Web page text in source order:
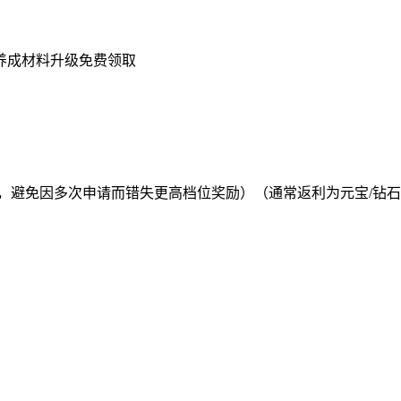
成材料升级免费领取
免因多次申请而错失更高档位奖励）（通常返利为元宝/钻